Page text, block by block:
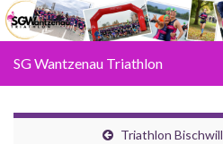
SG Wantzenau Triathlon
Triathlon